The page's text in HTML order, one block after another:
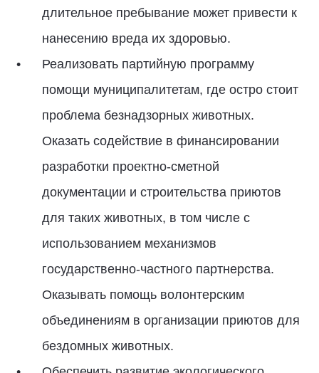
длительное пребывание может привести к
нанесению вреда их здоровью.
Реализовать партийную программу
помощи муниципалитетам, где остро стоит
проблема безнадзорных животных.
Оказать содействие в финансировании
разработки проектно-сметной
документации и строительства приютов
для таких животных, в том числе с
использованием механизмов
государственно-частного партнерства.
Оказывать помощь волонтерским
объединениям в организации приютов для
бездомных животных.